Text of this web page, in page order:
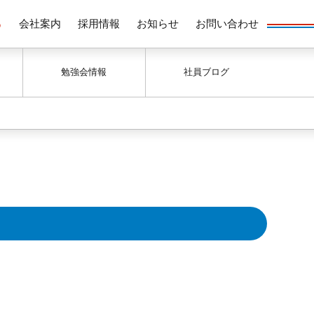
会社案内 採用情報 お知らせ お問い合わせ
勉強会情報 社員ブログ